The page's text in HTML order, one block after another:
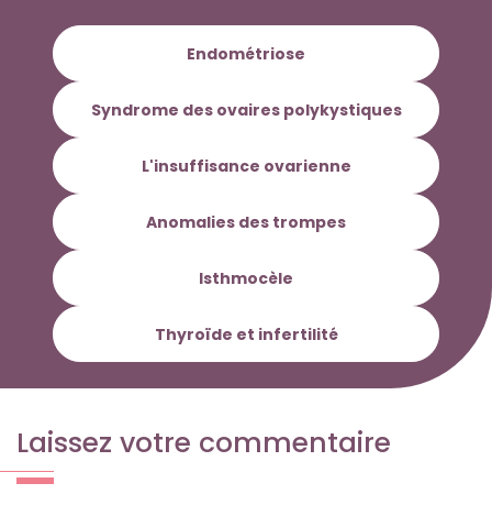
Endométriose
Syndrome des ovaires polykystiques
L'insuffisance ovarienne
Anomalies des trompes
Isthmocèle
Thyroïde et infertilité
Laissez votre commentaire